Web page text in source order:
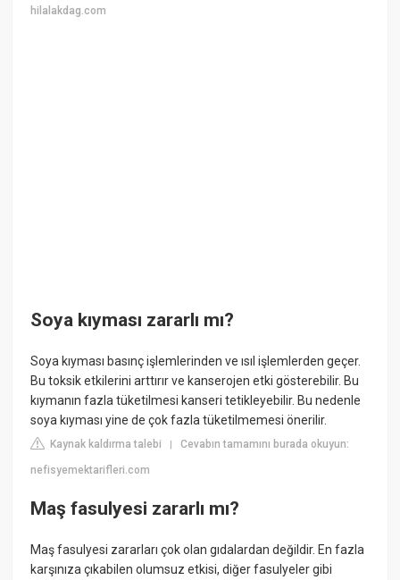
hilalakdag.com
Soya kıyması zararlı mı?
Soya kıyması basınç işlemlerinden ve ısıl işlemlerden geçer.
Bu toksik etkilerini arttırır ve kanserojen etki gösterebilir. Bu
kıymanın fazla tüketilmesi kanseri tetikleyebilir. Bu nedenle
soya kıyması yine de çok fazla tüketilmemesi önerilir.
Kaynak kaldırma talebi |Cevabın tamamını burada okuyun:
nefisyemektarifleri.com
Maş fasulyesi zararlı mı?
Maş fasulyesi zararları çok olan gıdalardan değildir. En fazla
karşınıza çıkabilen olumsuz etkisi, diğer fasulyeler gibi